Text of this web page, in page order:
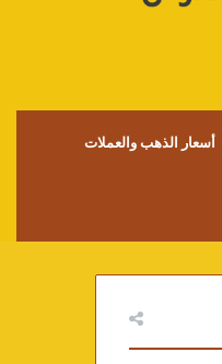
أسعار الذهب والعملات